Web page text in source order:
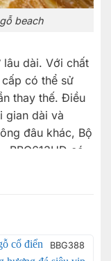
beach
dài. Với chất
có thể sử
thay thế. Điều
gian dài và
đâu khác, Bộ
BBG613HD có
BBG388